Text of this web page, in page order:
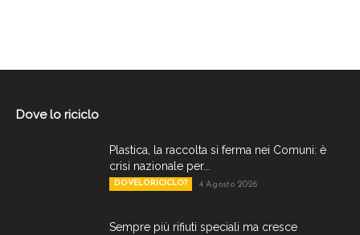
Dove lo riciclo
Plastica, la raccolta si ferma nei Comuni: è
crisi nazionale per...
DOVELORICICLO? 4 Agosto 2026
Sempre più rifiuti speciali ma cresce